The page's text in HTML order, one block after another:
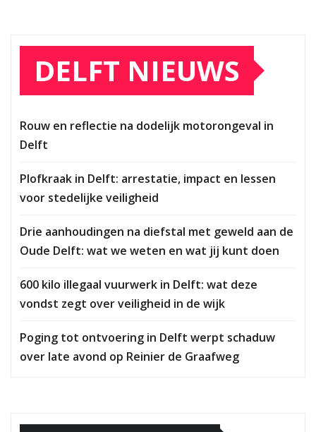
DELFT NIEUWS
Rouw en reflectie na dodelijk motorongeval in
Delft
Plofkraak in Delft: arrestatie, impact en lessen
voor stedelijke veiligheid
Drie aanhoudingen na diefstal met geweld aan de
Oude Delft: wat we weten en wat jij kunt doen
600 kilo illegaal vuurwerk in Delft: wat deze
vondst zegt over veiligheid in de wijk
Poging tot ontvoering in Delft werpt schaduw
over late avond op Reinier de Graafweg